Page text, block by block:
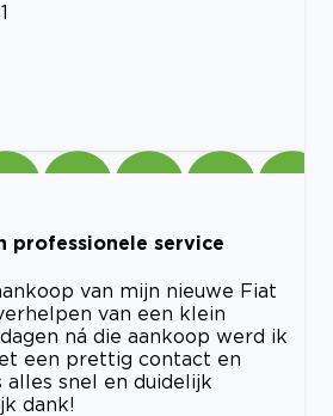
professionele service
van mijn nieuwe Fiat
van een klein
ná die aankoop werd ik
een prettig contact en
snel en duidelijk
dank!